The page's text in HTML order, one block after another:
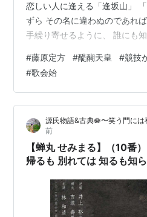
恋しい人に逢える「逢坂山」
ずら その名に違わぬのであれ
手繰り寄せるように、 誰にも
うだいじん （藤原定方）ふじ
932年） 醍醐天皇の時 (924年)
京都の三条にあったことから
た。 和歌や音曲にすぐれ 三条
は、 「後撰和歌集」などに伝
#藤原定方 #醍醐天皇 #競技
#歌会始
源氏物語&古典🪷〜笑う門に
前
【蝉丸 せみまる】（10番
帰るも 別れては 知るも知